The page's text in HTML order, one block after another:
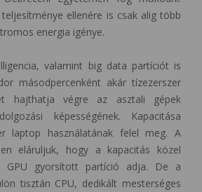
ellenére is csak alig több
energia igénye.
valamint big data partíciót is
másodpercenként akár tízezerszer
hajthatja végre az asztali gépek
képességének. Kapacitása
laptop használatának felel meg. A
eláruljuk, hogy a kapacitás közel
GPU gyorsított partíció adja. De a
tisztán CPU, dedikált mesterséges